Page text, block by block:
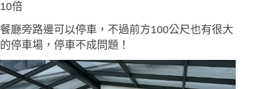
10倍
餐廳旁路邊可以停車，不過前方100公尺也有很大
的停車場，停車不成問題！